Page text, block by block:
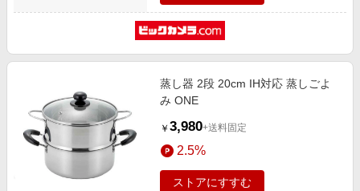
蒸し器 2段 20cm IH対応 蒸しごよ
み ONE
￥ 3,980+送料固定
2.5%
ストアにすすむ